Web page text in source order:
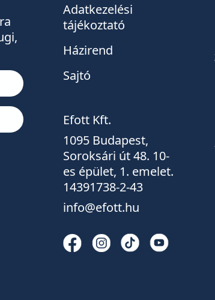
Adatkezelési
tájékoztató
Házirend
Sajtó
Efott Kft.
1095 Budapest,
Soroksári út 48. 10-
es épület, 1. emelet.
14391738-2-43
info@efott.hu